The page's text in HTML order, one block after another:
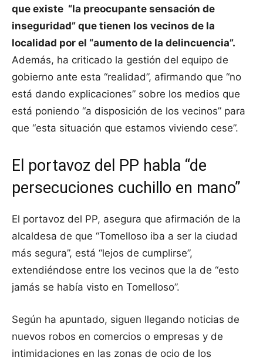
que existe “la preocupante sensación de
inseguridad” que tienen los vecinos de la
localidad por el “aumento de la delincuencia”.
Además, ha criticado la gestión del equipo de
gobierno ante esta “realidad”, afirmando que “no
está dando explicaciones” sobre los medios que
está poniendo “a disposición de los vecinos” para
que “esta situación que estamos viviendo cese”.
El portavoz del PP habla “de
persecuciones cuchillo en mano”
El portavoz del PP, asegura que afirmación de la
alcaldesa de que “Tomelloso iba a ser la ciudad
más segura”, está “lejos de cumplirse”,
extendiéndose entre los vecinos que la de “esto
jamás se había visto en Tomelloso”.
Según ha apuntado, siguen llegando noticias de
nuevos robos en comercios o empresas y de
intimidaciones en las zonas de ocio de los